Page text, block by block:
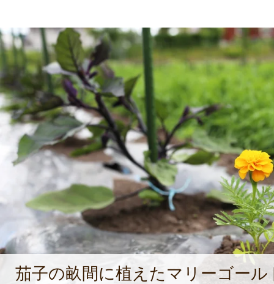
茄子の畝間に植えたマリーゴール